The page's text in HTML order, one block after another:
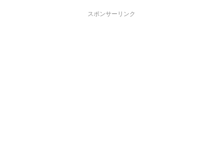
スポンサーリンク